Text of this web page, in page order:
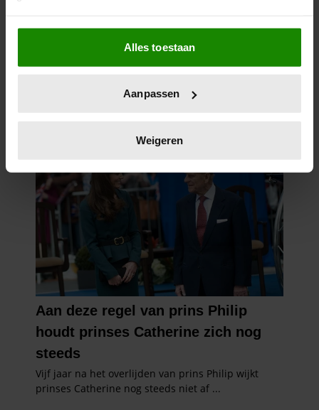
Als u het toestaat, willen we ook graag:
Informatie verzamelen over uw geografische
locatie, die tot een paar meter nauwkeurig kan zijn
scannen op specifieke eigenschappen (fingerprinting)
verwerkt en stel uw voorkeuren in het
intrekken in de Cookieverklaring.
We gebruiken cookies om content en advertenties te
personaliseren, om functies voor social media te bieden
en om ons websiteverkeer te analyseren. Ook delen we
informatie over uw gebruik van onze site met onze
partners voor social media, adverteren en analyse. Deze
partners kunnen deze gegevens combineren met andere
informatie die u aan ze heeft verstrekt of die ze hebben
verzameld op basis van uw gebruik van hun services. U
gaat akkoord met onze cookies als u onze website blijft
gebruiken.
Alles toestaan
Aanpassen
Weigeren